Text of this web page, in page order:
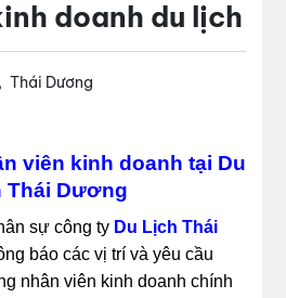
doanh du lịch
Thái Dương
viên kinh doanh tại Du
Thái Dương
sự công ty Du Lịch Thái
báo các vị trí và yêu cầu
nhân viên kinh doanh chính